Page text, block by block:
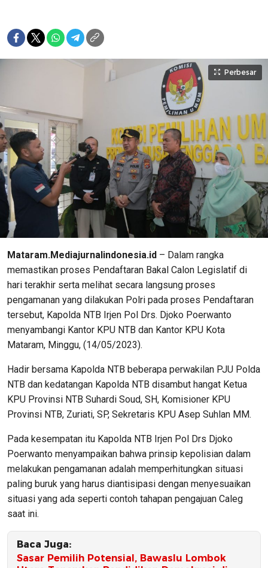
Perbesar
Mataram.Mediajurnalindonesia.id – Dalam rangka
memastikan proses Pendaftaran Bakal Calon Legislatif di
hari terakhir serta melihat secara langsung proses
pengamanan yang dilakukan Polri pada proses Pendaftaran
tersebut, Kapolda NTB Irjen Pol Drs. Djoko Poerwanto
menyambangi Kantor KPU NTB dan Kantor KPU Kota
Mataram, Minggu, (14/05/2023).
Hadir bersama Kapolda NTB beberapa perwakilan PJU Polda
NTB dan kedatangan Kapolda NTB disambut hangat Ketua
KPU Provinsi NTB Suhardi Soud, SH, Komisioner KPU
Provinsi NTB, Zuriati, SP, Sekretaris KPU Asep Suhlan MM.
Pada kesempatan itu Kapolda NTB Irjen Pol Drs Djoko
Poerwanto menyampaikan bahwa prinsip kepolisian dalam
melakukan pengamanan adalah memperhitungkan situasi
paling buruk yang harus diantisipasi dengan menyesuaikan
situasi yang ada seperti contoh tahapan pengajuan Caleg
saat ini.
Baca Juga:
Sasar Pemilih Potensial, Bawaslu Lombok